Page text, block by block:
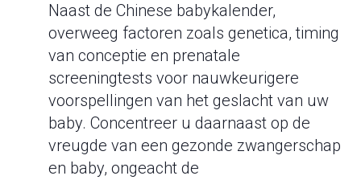
Naast de Chinese babykalender,
overweeg factoren zoals genetica, timing
van conceptie en prenatale
screeningtests voor nauwkeurigere
voorspellingen van het geslacht van uw
baby. Concentreer u daarnaast op de
vreugde van een gezonde zwangerschap
en baby, ongeacht de